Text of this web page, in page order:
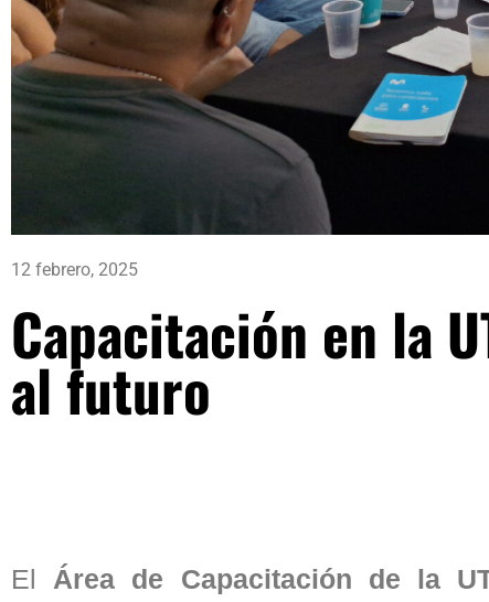
12 febrero, 2025
Capacitación en la
al futuro
El Área de Capacitación de la